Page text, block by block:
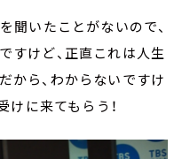
聞いたことがないので、
すけど、正直これは人生
から、わからないですけ
けに来てもらう！